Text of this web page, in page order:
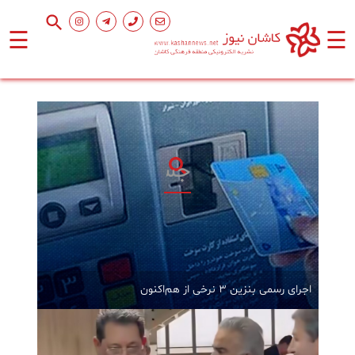
☰ ☰
اصلی
فرهنگ
ورزشی
زیست
اجرای رسمی بنزین ۳ نرخی از هم‌اکنون